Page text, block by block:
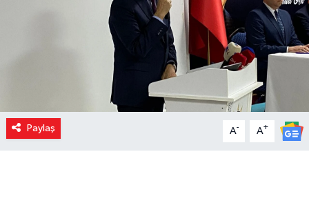
Paylaş A- A+